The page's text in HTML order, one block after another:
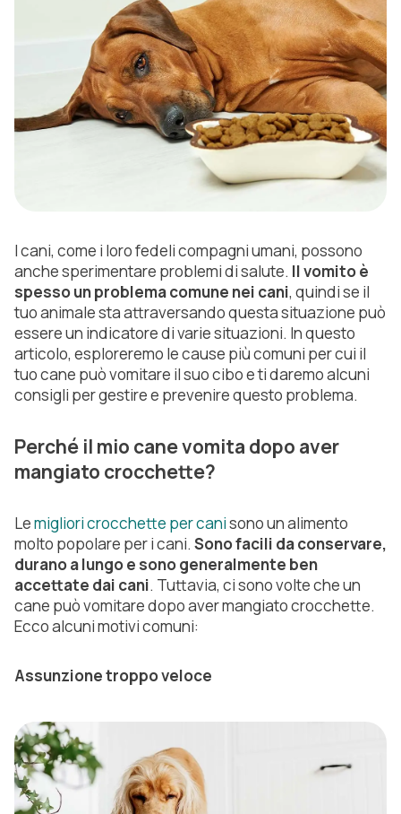
I cani, come i loro fedeli compagni umani, possono
anche sperimentare problemi di salute. Il vomito è
spesso un problema comune nei cani, quindi se il
tuo animale sta attraversando questa situazione può
essere un indicatore di varie situazioni. In questo
articolo, esploreremo le cause più comuni per cui il
tuo cane può vomitare il suo cibo e ti daremo alcuni
consigli per gestire e prevenire questo problema.
Perché il mio cane vomita dopo aver
mangiato crocchette?
Lemigliori crocchette per canisono un alimento
molto popolare per i cani. Sono facili da conservare,
durano a lungo e sono generalmente ben
accettate dai cani. Tuttavia, ci sono volte che un
cane può vomitare dopo aver mangiato crocchette.
Ecco alcuni motivi comuni:
Assunzione troppo veloce